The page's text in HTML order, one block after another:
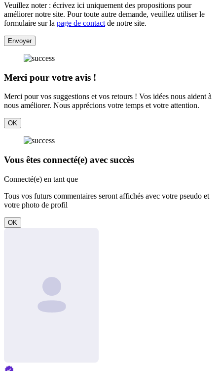
Veuillez noter : écrivez ici uniquement des propositions pour
améliorer notre site. Pour toute autre demande, veuillez utiliser le
formulaire sur la page de contact de notre site.
Envoyer
Merci pour votre avis !
Merci pour vos suggestions et vos retours ! Vos idées nous aident à
nous améliorer. Nous apprécions votre temps et votre attention.
OK
Vous êtes connecté(e) avec succès
Connecté(e) en tant que
Tous vos futurs commentaires seront affichés avec votre pseudo et
votre photo de profil
OK